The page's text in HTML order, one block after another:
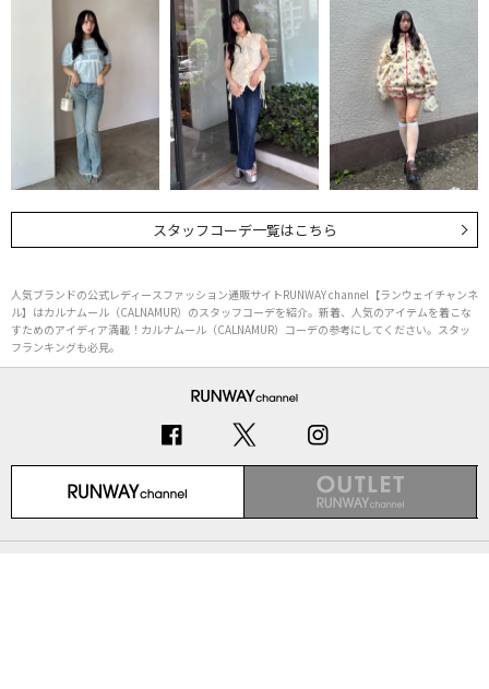
スタッフコーデ一覧はこちら
人気ブランドの公式レディースファッション通販サイトRUNWAY channel【ランウェイチャンネ
ル】はカルナムール（CALNAMUR）のスタッフコーデを紹介。新着、人気のアイテムを着こな
すためのアイディア満載！カルナムール（CALNAMUR）コーデの参考にしてください。スタッ
フランキングも必見。